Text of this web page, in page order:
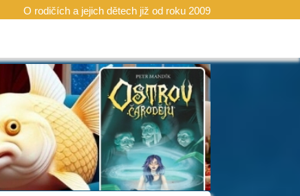
O rodičích a jejich dětech již od roku 2009